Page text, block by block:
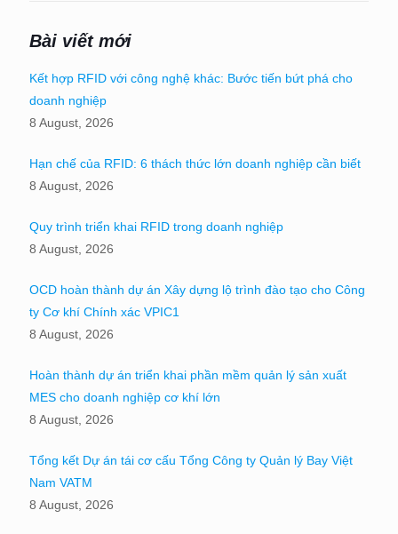
Bài viết mới
Kết hợp RFID với công nghệ khác: Bước tiến bứt phá cho
doanh nghiệp
8 August, 2026
Hạn chế của RFID: 6 thách thức lớn doanh nghiệp cần biết
8 August, 2026
Quy trình triển khai RFID trong doanh nghiệp
8 August, 2026
OCD hoàn thành dự án Xây dựng lộ trình đào tạo cho Công
ty Cơ khí Chính xác VPIC1
8 August, 2026
Hoàn thành dự án triển khai phần mềm quản lý sản xuất
MES cho doanh nghiệp cơ khí lớn
8 August, 2026
Tổng kết Dự án tái cơ cấu Tổng Công ty Quản lý Bay Việt
Nam VATM
8 August, 2026